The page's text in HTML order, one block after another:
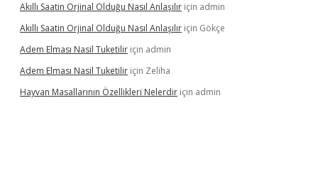
Akıllı Saatin Orjinal Olduğu Nasıl Anlaşılır için admin
Akıllı Saatin Orjinal Olduğu Nasıl Anlaşılır için Gökçe
Adem Elması Nasil Tuketilir için admin
Adem Elması Nasil Tuketilir için Zeliha
Hayvan Masallarının Özellikleri Nelerdir için admin